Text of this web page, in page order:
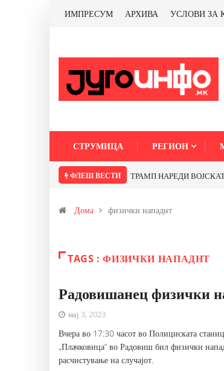
ИМПРЕСУМ АРХИВА УСЛОВИ ЗА
СТРУМИЦА РЕГИОН
ФЛЕШ ВЕСТИ ТРАМП НАРЕДИ
Дома физички нападнт
TAGS : ФИЗИЧКИ НАПАДНТ
Радовишанец физички
мај 3, 2023
Вчера во 17:30 часот во Полициската
„Плачковица“ во Радовиш бил физички
расчистување на случајот.